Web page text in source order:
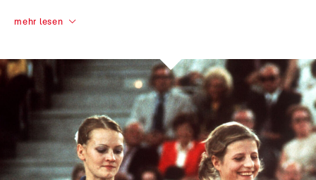
mehr lesen
Prof. Dr. Karin Büttner-Janz